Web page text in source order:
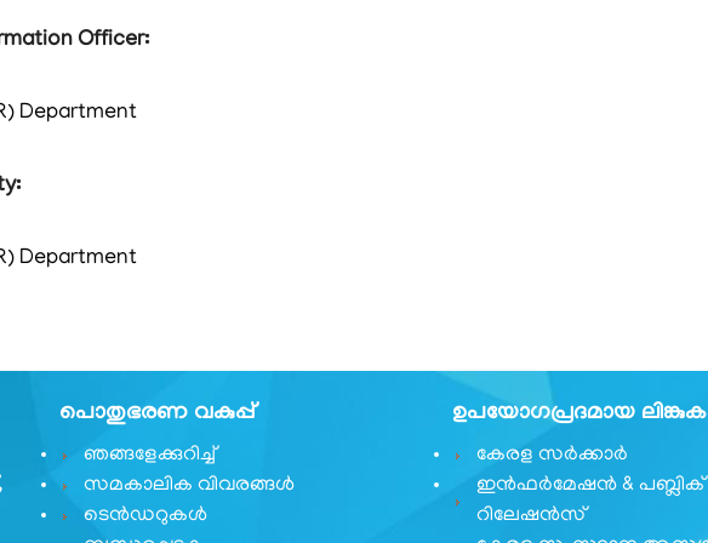
Officer:
Department
Department
പൊതുഭരണ വകുപ്പ്
ഞങ്ങളേക്കുറിച്ച്
സമകാലിക വിവരങ്ങൾ
ടെൻഡറുകൾ
ഉപയോഗപ്രദമായ
കേരള സർക്കാർ
ഇൻഫർമേഷൻ & പബ്ലിക്
റിലേഷൻസ്